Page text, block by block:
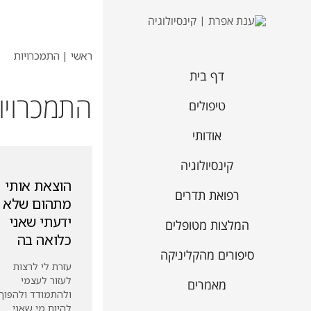
דף בית
טיפולים
אודותי
קינסיולוגיה
רפואת תדרים
המלצות מטופלים
סיפורים מהקליניקה
מאמרים
ראשי | התמכרויות
הוצאת אותי
מתהום שלא
ידעתי שאני
כלואה בה
עזרת לי לרצות
לעזור לעצמי
ולהתמודד
להיות מי שאני